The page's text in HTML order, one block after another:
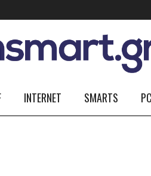
INTERNET SMARTS PC